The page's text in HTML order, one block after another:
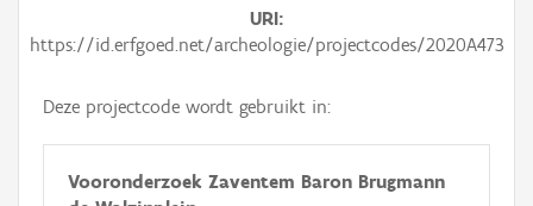
URI
https://id.erfgoed.net/archeologie/projectcodes/2020A473
Deze projectcode wordt gebruikt in:
Vooronderzoek Zaventem Baron Brugmann